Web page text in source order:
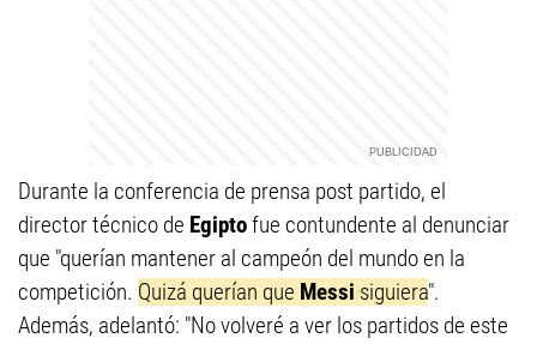
Durante la conferencia de prensa post partido, el
director técnico de Egiptofue contundente al denunciar
que "querían mantener al campeón del mundo en la
competición. Quizá querían que Messi siguiera".
Además, adelantó: "No volveré a ver los partidos de este